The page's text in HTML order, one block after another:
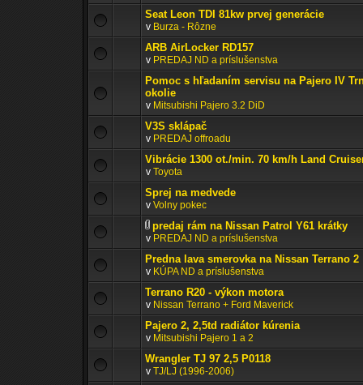
Seat Leon TDI 81kw prvej generácie
v Burza - Rôzne
ARB AirLocker RD157
v PREDAJ ND a príslušenstva
Pomoc s hľadaním servisu na Pajero IV
okolie
v Mitsubishi Pajero 3.2 DiD
V3S sklápač
v PREDAJ offroadu
Vibrácie 1300 ot./min. 70 km/h Land
v Toyota
Sprej na medvede
v Volny pokec
predaj rám na Nissan Patrol Y61 krátky
v PREDAJ ND a príslušenstva
Predna lava smerovka na Nissan Terrano 2
v KÚPA ND a príslušenstva
Terrano R20 - výkon motora
v Nissan Terrano + Ford Maverick
Pajero 2, 2,5td radiátor kúrenia
v Mitsubishi Pajero 1 a 2
Wrangler TJ 97 2,5 P0118
v TJ/LJ (1996-2006)